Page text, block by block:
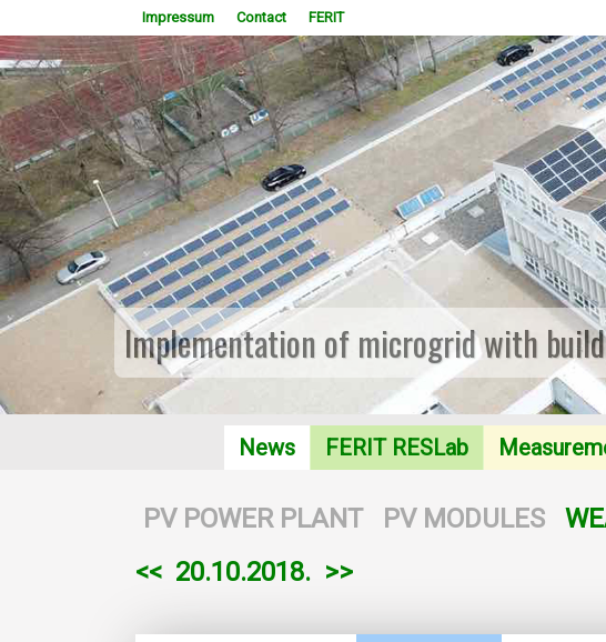
Impressum Contact FERIT
Implementation of microgrid with
News FERIT RESLab
PV POWER PLANT PV MODULES
<< 20.10.2018. >>